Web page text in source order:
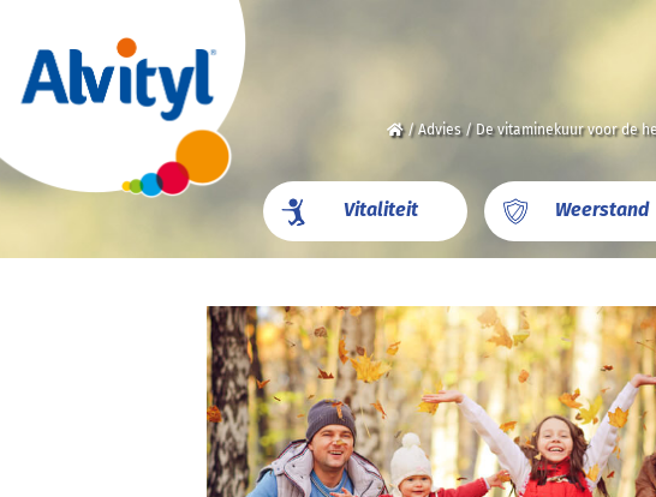
/Advies/ De vitaminekuur voor de
Vitaliteit Weerstand